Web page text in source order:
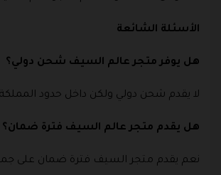
الأسئلة الشائعة
هل يوفر متجر عالم السيف شحن دولي؟
لا يقدم شحن دولي ولكن داخل حدود
هل يقدم متجر عالم السيف فترة ضمان؟
نعم يقدم متجر السيف فترة ضمان على